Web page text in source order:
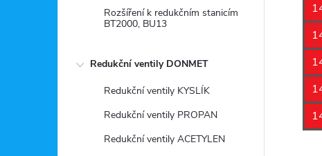
Rozšíření k redukčním stanicím
BT2000, BU13
Redukční ventily DONMET
Redukční ventily KYSLÍK
Redukční ventily PROPAN
Redukční ventily ACETYLEN